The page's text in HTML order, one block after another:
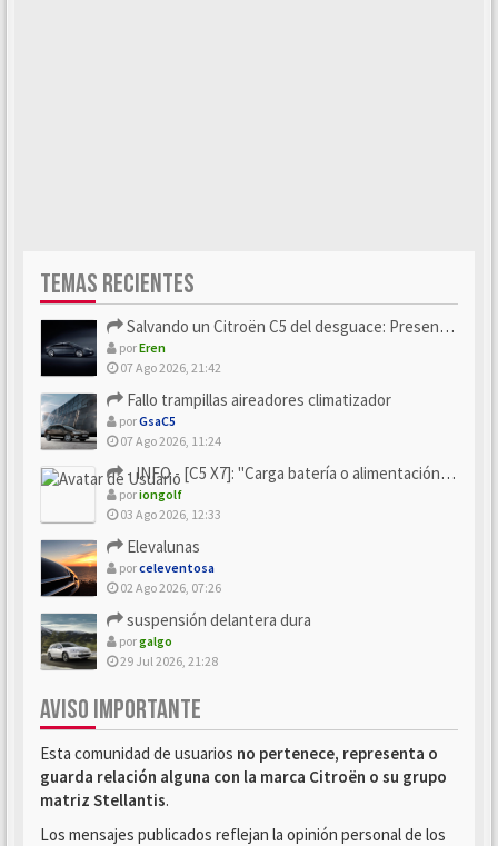
TEMAS RECIENTES
Salvando un Citroën C5 del desguace: Presentación y seguimiento
porEren
07 Ago 2026, 21:42
Fallo trampillas aireadores climatizador
porGsaC5
07 Ago 2026, 11:24
- INFO - [C5 X7]: "Carga batería o alimentación eléctri...
poriongolf
03 Ago 2026, 12:33
Elevalunas
porceleventosa
02 Ago 2026, 07:26
suspensión delantera dura
porgalgo
29 Jul 2026, 21:28
AVISO IMPORTANTE
Esta comunidad de usuarios no pertenece, representa o
guarda relación alguna con la marca Citroën o su grupo
matriz Stellantis.
Los mensajes publicados reflejan la opinión personal de los